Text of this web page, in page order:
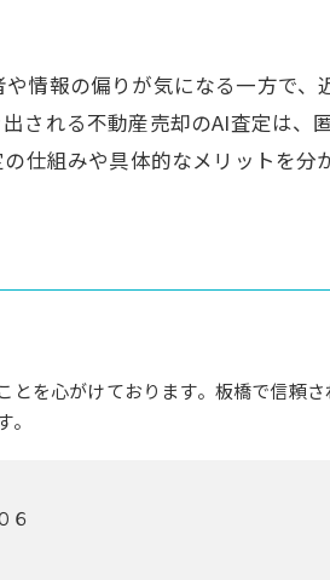
情報の偏りが気になる一方で、
される不動産売却のAI査定は、
仕組みや具体的なメリットを分
を心がけております。板橋で信頼
６